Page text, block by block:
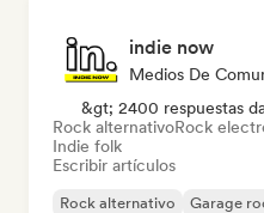
indie now
Medios De
&gt; 2400 respuestas
Rock alternativoRock
Indie folk
Escribir artículos
Rock alternativo Garage